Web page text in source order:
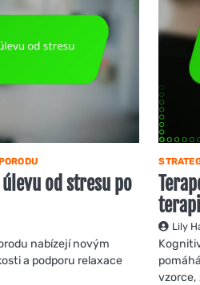
od stresu po
nabízejí novým
a podporu relaxace
Lily
vzorce,